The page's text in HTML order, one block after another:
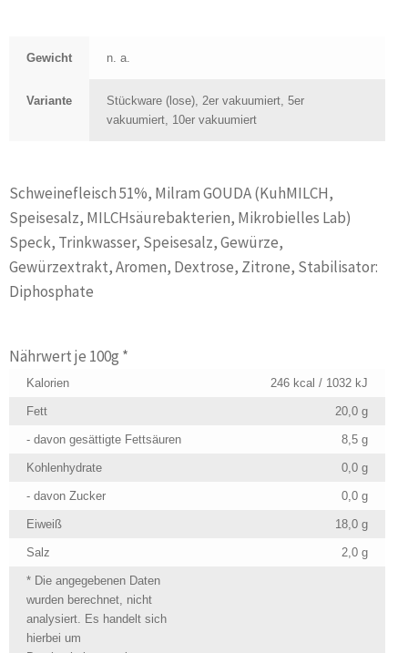
Gewicht n. a.
Variante
Stückware (lose), 2er vakuumiert, 5er
vakuumiert, 10er vakuumiert
Schweinefleisch 51%, Milram GOUDA (KuhMILCH,
Speisesalz, MILCHsäurebakterien, Mikrobielles Lab)
Speck, Trinkwasser, Speisesalz, Gewürze,
Gewürzextrakt, Aromen, Dextrose, Zitrone, Stabilisator:
Diphosphate
Nährwert je 100g *
Kalorien 246 kcal / 1032 kJ
Fett 20,0 g
- davon gesättigte Fettsäuren 8,5 g
Kohlenhydrate 0,0 g
- davon Zucker 0,0 g
Eiweiß 18,0 g
Salz 2,0 g
* Die angegebenen Daten
wurden berechnet, nicht
analysiert. Es handelt sich
hierbei um